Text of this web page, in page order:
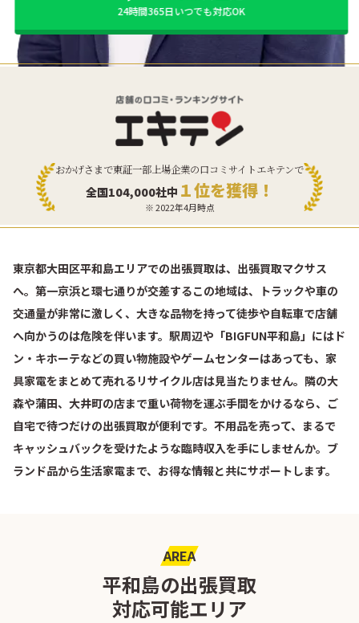
24時間365日いつでも対応OK
おかげさまで東証一部上場企業の口コミサイトエキテンで
全国104,000社中 １位を獲得！
※ 2022年4月時点
東京都大田区平和島エリアでの出張買取は、出張買取マクサス
へ。第一京浜と環七通りが交差するこの地域は、トラックや車の
交通量が非常に激しく、大きな品物を持って徒歩や自転車で店舗
へ向かうのは危険を伴います。駅周辺や「BIGFUN平和島」にはド
ン・キホーテなどの買い物施設やゲームセンターはあっても、家
具家電をまとめて売れるリサイクル店は見当たりません。隣の大
森や蒲田、大井町の店まで重い荷物を運ぶ手間をかけるなら、ご
自宅で待つだけの出張買取が便利です。不用品を売って、まるで
キャッシュバックを受けたような臨時収入を手にしませんか。ブ
ランド品から生活家電まで、お得な情報と共にサポートします。
AREA
平和島の出張買取
対応可能エリア